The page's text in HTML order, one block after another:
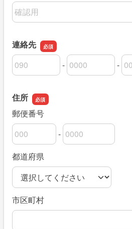
メールアドレスの確認用
連絡先
連絡先の市外局番
-
連絡先の市内局番 -
連絡先の加入者番号
住所
郵便番号
郵便番号の上3桁
-
郵便番号の下4桁
都道府県
市区町村